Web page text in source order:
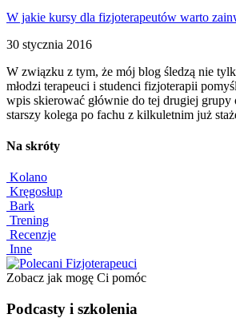
W jakie kursy dla fizjoterapeutów warto
30 stycznia 2016
W związku z tym, że mój blog śledzą nie
młodzi terapeuci i studenci fizjoterapii
wpis skierować głównie do tej drugiej grupy
starszy kolega po fachu z kilkuletnim już
Na skróty
Kolano
Kręgosłup
Bark
Trening
Recenzje
Inne
Zobacz jak mogę Ci pomóc
Podcasty i szkolenia